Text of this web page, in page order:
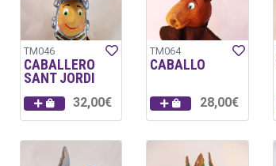
TM046
CABALLERO
SANT JORDI
32,00€
TM064
CABALLO
28,00€